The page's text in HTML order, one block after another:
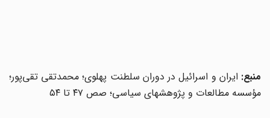
منبع:ایران و اسرائیل در دوران سلطنت پهلوی؛ محمدتقی تقی‌پور؛
مؤسسه مطالعات و پژوهشهای سیاسی؛ صص ۴۷ تا ۵۴